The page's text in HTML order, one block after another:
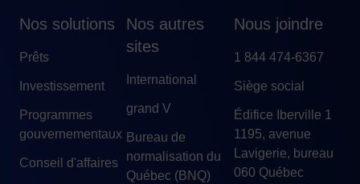
Nos solutions
Prêts
Investissement
Programmes
gouvernementaux
Conseil d'affaires
Nos autres
sites
International
grand V
Bureau de
normalisation du
Québec (BNQ)
Nous joindre
1 844 474-6367
Siège social
Édifice Iberville 1
1195, avenue
Lavigerie, bureau
060 Québec